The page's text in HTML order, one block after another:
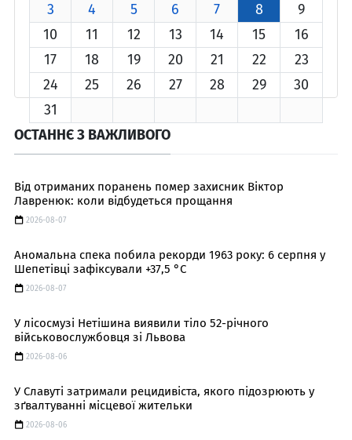
3
4 5 6 7 8
9
10
11 12 13 14 15
16
17
18 19 20 21 22
23
24
25 26 27 28 29
30
31
ОСТАННЄ З ВАЖЛИВОГО
Від отриманих поранень помер захисник Віктор
Лавренюк: коли відбудеться прощання
2026-08-07
Аномальна спека побила рекорди 1963 року: 6 серпня у
Шепетівці зафіксували +37,5 °C
2026-08-07
У лісосмузі Нетішина виявили тіло 52-річного
військовослужбовця зі Львова
2026-08-06
У Славуті затримали рецидивіста, якого підозрюють у
зґвалтуванні місцевої жительки
2026-08-06